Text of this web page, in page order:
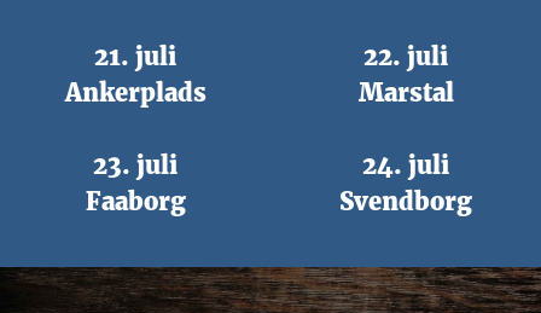
21. juli
Ankerplads
22. juli
Marstal
23. juli
Faaborg
24. juli
Svendborg